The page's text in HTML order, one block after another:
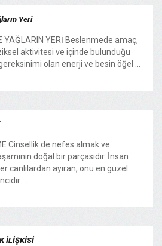
Yeri
YAĞLARIN YERİ Beslenmede amaç,
aktivitesi ve içinde bulunduğu
olan enerji ve besin öğel ...
Cinsellik de nefes almak ve
doğal bir parçasıdır. İnsan
canlılardan ayıran, onu en güzel
...
İLİŞKİSİ